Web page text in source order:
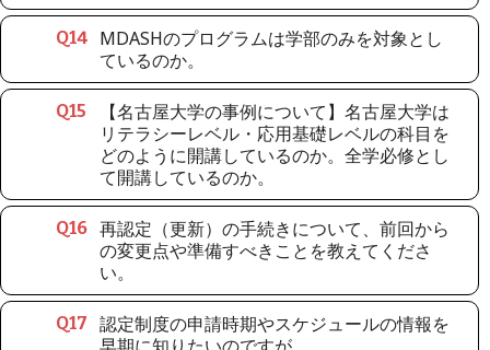
Q14
MDASHのプログラムは学部のみを対象とし
ているのか。
Q15
【名古屋大学の事例について】名古屋大学は
リテラシーレベル・応用基礎レベルの科目を
どのように開講しているのか。全学必修とし
て開講しているのか。
Q16 再認定（更新）の手続きについて、前回から
の変更点や準備すべきことを教えてくださ
い。
Q17
認定制度の申請時期やスケジュールの情報を